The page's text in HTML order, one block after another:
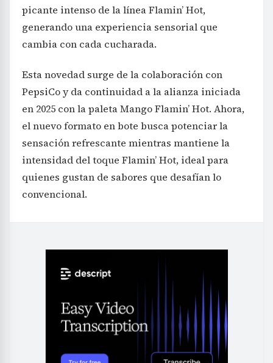
picante intenso de la línea Flamin’ Hot,
generando una experiencia sensorial que
cambia con cada cucharada.
Esta novedad surge de la colaboración con
PepsiCo y da continuidad a la alianza iniciada
en 2025 con la paleta Mango Flamin’ Hot. Ahora,
el nuevo formato en bote busca potenciar la
sensación refrescante mientras mantiene la
intensidad del toque Flamin’ Hot, ideal para
quienes gustan de sabores que desafían lo
convencional.